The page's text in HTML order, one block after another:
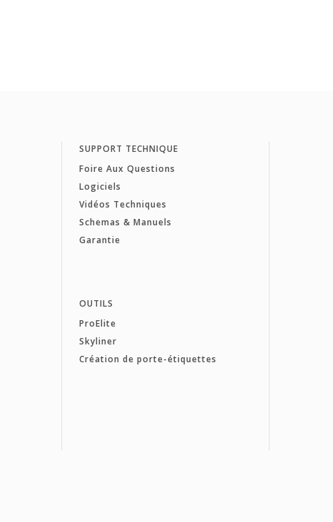
SUPPORT TECHNIQUE
Foire Aux Questions
Logiciels
Vidéos Techniques
Schemas & Manuels
Garantie
OUTILS
ProElite
Skyliner
Création de porte-étiquettes